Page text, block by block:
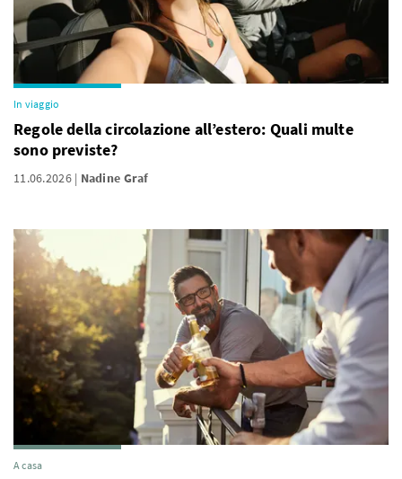
In viaggio
Regole della circolazione all’estero: Quali multe
sono previste?
11.06.2026 Nadine Graf
A casa